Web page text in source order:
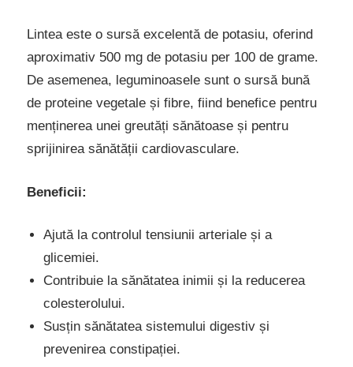
Lintea este o sursă excelentă de potasiu, oferind
aproximativ 500 mg de potasiu per 100 de grame.
De asemenea, leguminoasele sunt o sursă bună
de proteine vegetale și fibre, fiind benefice pentru
menținerea unei greutăți sănătoase și pentru
sprijinirea sănătății cardiovasculare.
Beneficii:
Ajută la controlul tensiunii arteriale și a
glicemiei.
Contribuie la sănătatea inimii și la reducerea
colesterolului.
Susțin sănătatea sistemului digestiv și
prevenirea constipației.